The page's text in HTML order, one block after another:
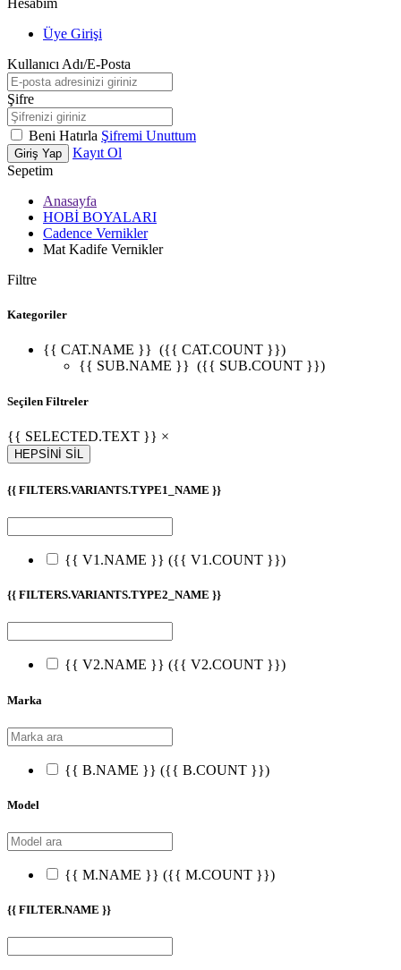
Hesabım
Üye Girişi
Kullanıcı Adı/E-Posta
Şifre
Beni Hatırla Şifremi Unuttum
Giriş Yap
Kayıt Ol
Sepetim
Anasayfa
HOBİ BOYALARI
Cadence Vernikler
Mat Kadife Vernikler
Filtre
Kategoriler
{{ CAT.NAME }} ({{ CAT.COUNT }})
{{ SUB.NAME }} ({{ SUB.COUNT }})
Seçilen Filtreler
{{ SELECTED.TEXT }} ×
HEPSİNİ SİL
{{ FILTERS.VARIANTS.TYPE1_NAME }}
{{ V1.NAME }} ({{ V1.COUNT }})
{{ FILTERS.VARIANTS.TYPE2_NAME }}
{{ V2.NAME }} ({{ V2.COUNT }})
Marka
{{ B.NAME }} ({{ B.COUNT }})
Model
{{ M.NAME }} ({{ M.COUNT }})
{{ FILTER.NAME }}